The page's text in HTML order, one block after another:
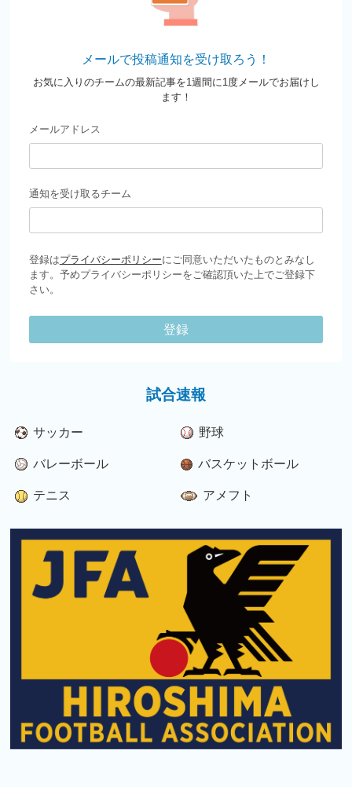
メールで投稿通知を受け取ろう！
お気に入りのチームの最新記事を1週間に1度メールでお届けし
ます！
メールアドレス
通知を受け取るチーム
登録はプライバシーポリシーにご同意いただいたものとみなし
ます。予めプライバシーポリシーをご確認頂いた上でご登録下
さい。
登録
試合速報
サッカー 野球
バレーボール バスケットボール
テニス アメフト